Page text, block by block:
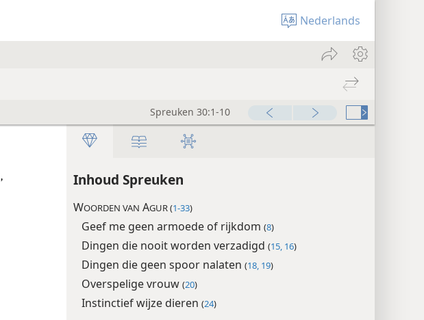
Nederlands
Spreuken 30:1-33
Inhoud Spreuken
WOORDEN VANAGUR (1-33)
Geef me geen armoede of rijkdom( 8)
Dingen die nooit worden verzadigd(15, 16
Dingen die geen spoor nalaten
Overspelige vrouw(20)